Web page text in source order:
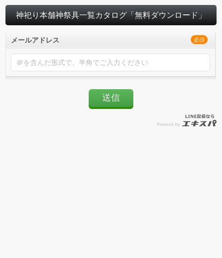
神祀り本舗神祭具一覧カタログ「無料ダウンロード」
メールアドレス 必須